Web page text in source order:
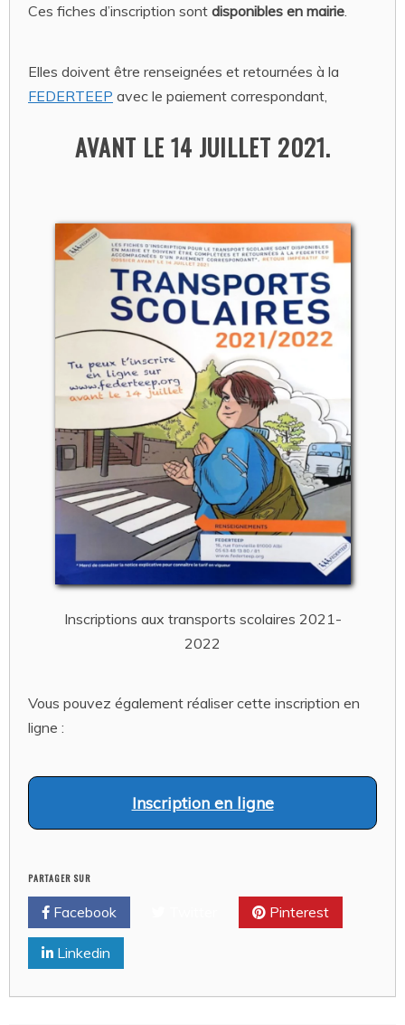
Ces fiches d’inscription sont disponibles en mairie
Elles doivent être renseignées et retournées à la
FEDERTEEP avec le paiement correspondant,
AVANT LE 14 JUILLET 2021.
Inscriptions aux transports scolaires 2021-
2022
Vous pouvez également réaliser cette inscription en
ligne :
Inscription en ligne
PARTAGER SUR
Facebook Pinterest
Linkedin